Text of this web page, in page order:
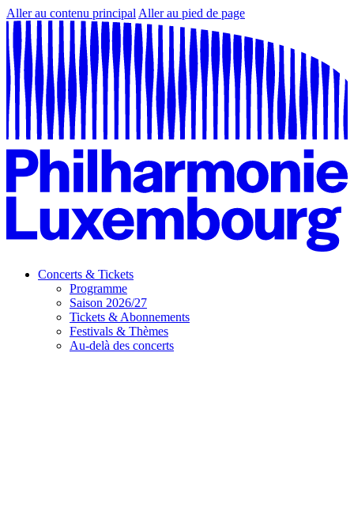
Aller au contenu principal Aller au pied de page
Concerts & Tickets
Programme
Saison 2026/27
Tickets & Abonnements
Festivals & Thèmes
Au-delà des concerts